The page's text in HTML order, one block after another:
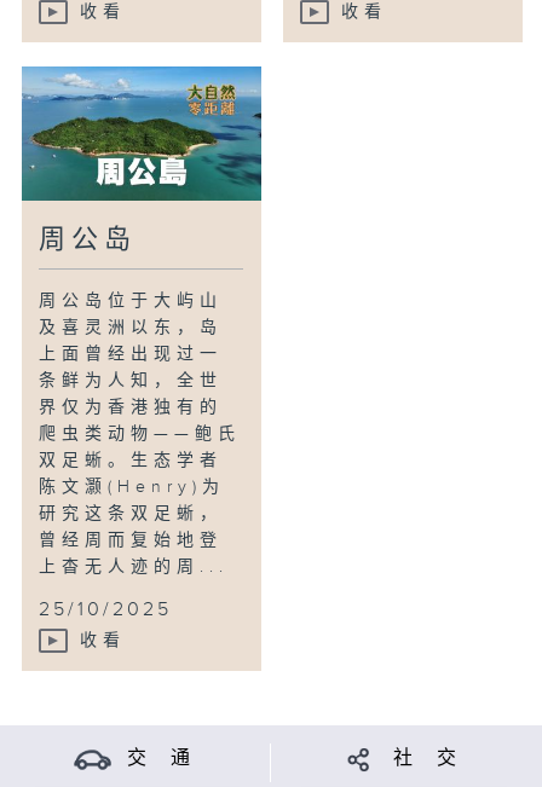
收看 收看
周公岛
周公岛位于大屿山
及喜灵洲以东，岛
上面曾经出现过一
条鲜为人知，全世
界仅为香港独有的
爬虫类动物——鲍氏
双足蜥。生态学者
陈文灏(Henry)为
研究这条双足蜥，
曾经周而复始地登
上杳无人迹的周...
25/10/2025
收看
交 通 社 交